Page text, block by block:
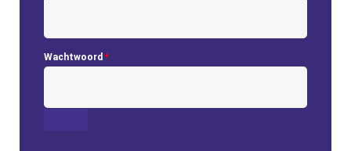
Wachtwoord *